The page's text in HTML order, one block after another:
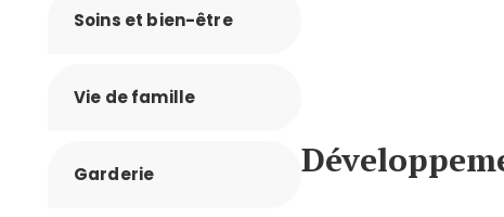
Soins et bien-être
Vie de famille
Garderie